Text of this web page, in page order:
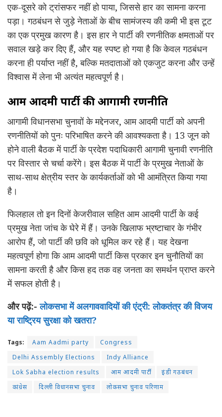
एक-दूसरे को ट्रांसफर नहीं हो पाया, जिससे हार का सामना करना
पड़ा। गठबंधन से जुड़े नेताओं के बीच सामंजस्य की कमी भी इस टूट
का एक प्रमुख कारण है। इस हार ने पार्टी की रणनीतिक क्षमताओं पर
सवाल खड़े कर दिए हैं, और यह स्पष्ट हो गया है कि केवल गठबंधन
करना ही पर्याप्त नहीं है, बल्कि मतदाताओं को एकजुट करना और उन्हें
विश्वास में लेना भी अत्यंत महत्वपूर्ण है।
आम आदमी पार्टी की आगामी रणनीति
आगामी विधानसभा चुनावों के मद्देनजर, आम आदमी पार्टी को अपनी
रणनीतियों को पुनः परिभाषित करने की आवश्यकता है। 13 जून को
होने वाली बैठक में पार्टी के प्रदेश पदाधिकारी आगामी चुनावी रणनीति
पर विस्तार से चर्चा करेंगे। इस बैठक में पार्टी के प्रमुख नेताओं के
साथ-साथ क्षेत्रीय स्तर के कार्यकर्ताओं को भी आमंत्रित किया गया
है।
फिलहाल तो इन दिनों केजरीवाल सहित आम आदमी पार्टी के कई
प्रमुख नेता जांच के घेरे में हैं। उनके खिलाफ भ्रष्टाचार के गंभीर
आरोप हैं, जो पार्टी की छवि को धूमिल कर रहे हैं। यह देखना
महत्वपूर्ण होगा कि आम आदमी पार्टी किस प्रकार इन चुनौतियों का
सामना करती है और किस हद तक वह जनता का समर्थन प्राप्त करने
में सफल होती है।
और पढ़ें:-लोकसभा में अलगाववादियों की एंट्री: लोकतंत्र की विजय
या राष्ट्रिय सुरक्षा को खतरा?
Tags: Aam Aadmi party
Congress
Delhi Assembly Elections
Indy Alliance
Lok Sabha election results
आम आदमी पार्टी
इंडी गठबंधन
कांग्रेस
दिल्ली विधानसभा चुनाव लोकसभा चुनाव परिणाम